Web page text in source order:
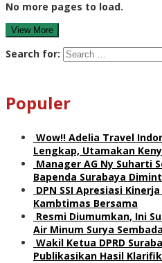
No more pages to load.
View More
Search for:
Populer
Wow!! Adelia Travel
Lengkap, Utamakan
Manager AG Ny Suharti
Bapenda Surabaya
DPN SSI Apresiasi
Kambtimas Bersama
Resmi Diumumkan, Ini
Air Minum Surya
Wakil Ketua DPRD
Publikasikan Hasil